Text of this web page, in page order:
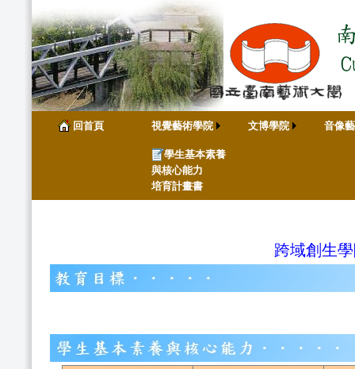
回首頁 視覺藝術學院 文博學院
音像
學生基本素養
與核心能力
培育計畫書
跨域創生